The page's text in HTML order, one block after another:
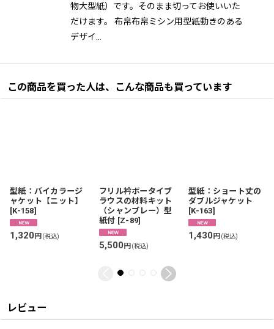
物大型紙）です。そのまま切ってお使いいた
だけます。 布帛布帛ミシン用型紙動きのある
デザイ…
この商品を買った人は、こんな商品も買っています
型紙：バイカラージ
ャケット【ニット】
[K-158]
1,320円(税込)
フリル衿ボータイブ
ラウスの材料キット
（シャンブレー）型
紙付 [Z-89]
5,500円(税込)
型紙：ショート丈の
ダブルジャケット
[K-163]
1,430円(税込)
レビュー